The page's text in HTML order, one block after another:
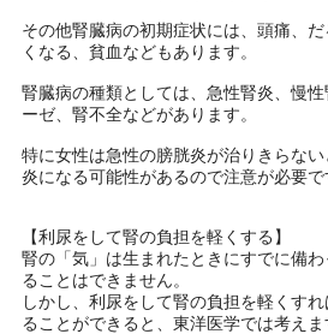
その他腎臓病の初期症状には、頭痛、
くなる、貧血などもあります。
腎臓病の種類としては、急性腎炎、慢
ーゼ、腎不全などがあります。
特に女性は急性の膀胱炎が治りきらな
炎になる可能性があるので注意が必要で
【利尿をして腎の負担を軽くする】
腎の「気」は生まれたときにすでに備
ることはできません。
しかし、利尿をして腎の負担を軽くす
ることができると、東洋医学では考えま